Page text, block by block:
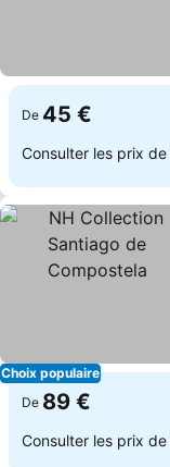
De 45 €
Consulter les prix de
Choix populaire
De 89 €
Consulter les prix de